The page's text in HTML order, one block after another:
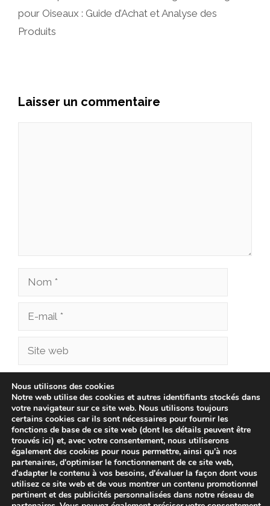
pour Oiseaux : Guide d’Achat et Analyse des
Produits
Laisser un commentaire
Nom
Site
Enregistrer mon nom, mon e-mail et mon site
dans le navigateur pour mon prochain
commentaire.
Nous utilisons des cookies
Notre web utilise des cookies et autres identifiants stockés dans
votre navigateur sur ce site web. Nous utilisons toujours
certains cookies car ils sont nécessaires pour fournir les
fonctions de base de ce site web (dont les détails peuvent être
trouvés ici) et, avec votre consentement, nous utiliserons
également des cookies pour nous permettre, ainsi qu'à nos
partenaires, d'optimiser le fonctionnement de ce site web,
d'adapter le contenu à vos besoins, d'évaluer la façon dont vous
utilisez ce site web et de vous montrer un contenu promotionnel
pertinent et des publicités personnalisées dans notre réseau de